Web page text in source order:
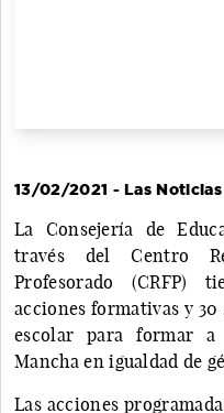
13/02/2021 - Las Noticias
La Consejería de
través del Centro
Profesorado (CRFP)
acciones formativas y
escolar para formar
Mancha en igualdad de
Las acciones